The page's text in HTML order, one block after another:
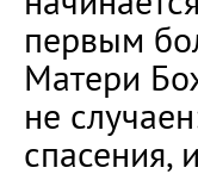
первым
Матери
не
спасения,